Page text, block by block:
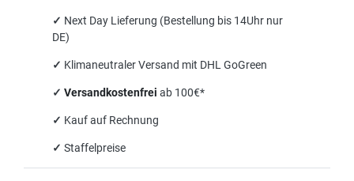
✓ Next Day Lieferung (Bestellung bis 14Uhr nur
DE)
✓ Klimaneutraler Versand mit DHL GoGreen
✓ Versandkostenfrei ab 100€*
✓ Kauf auf Rechnung
✓ Staffelpreise